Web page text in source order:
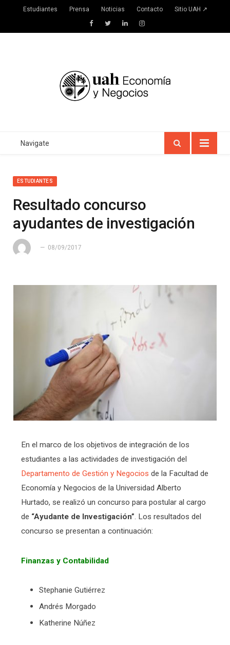
Estudiantes Prensa Noticias Contacto Sitio UAH ↗
FacebookTwitterLinkedInInstagram
Navigate
ESTUDIANTES
Resultado concurso
ayudantes de investigación
08/09/2017
En el marco de los objetivos de integración de los
estudiantes a las actividades de investigación del
Departamento de Gestión y Negocios de la Facultad de
Economía y Negocios de la Universidad Alberto
Hurtado, se realizó un concurso para postular al cargo
de “Ayudante de Investigación”. Los resultados del
concurso se presentan a continuación:
Finanzas y Contabilidad
Stephanie Gutiérrez
Andrés Morgado
Katherine Núñez